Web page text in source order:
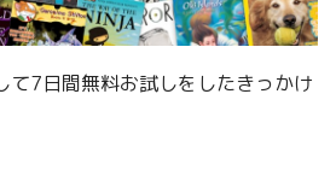
て7日間無料お試しをしたきっかけ